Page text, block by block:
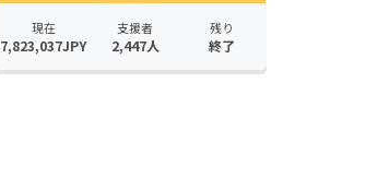
現在
7,823,037JPY
支援者
2,447人
残り
終了